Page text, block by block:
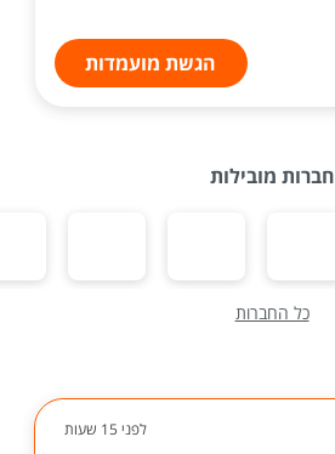
הגשת מועמדות
חברות מובילות
כל החברות
לפני 15 שעות